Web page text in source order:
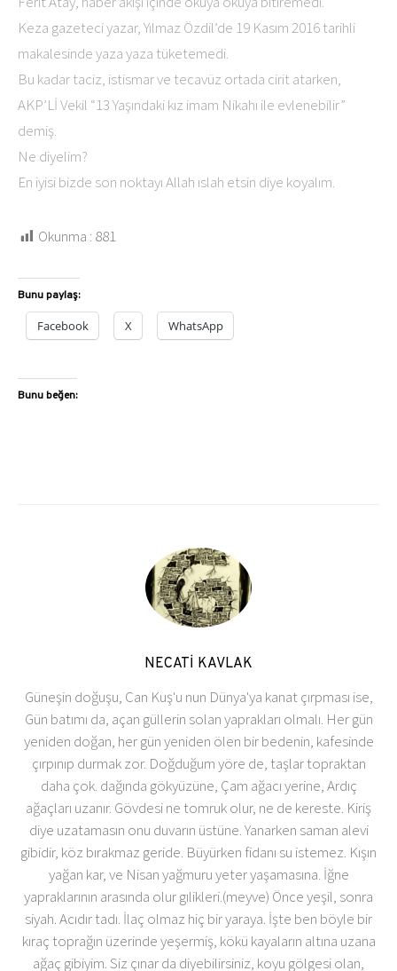
Keza gazeteci yazar, Yılmaz Özdil’de 19 Kasım 2016 tarihli
makalesinde yaza yaza tüketemedi.
Bu kadar taciz, istismar ve tecavüz ortada cirit atarken,
AKP’Lİ Vekil “13 Yaşındaki kız imam Nikahı ile evlenebilir”
demiş.
Ne diyelim?
En iyisi bizde son noktayı Allah ıslah etsin diye koyalım.
Okunma : 881
Bunu paylaş:
Facebook X WhatsApp
Bunu beğen:
NECATİ KAVLAK
Güneşin doğuşu, Can Kuş'u nun Dünya'ya kanat çırpması ise,
Gün batımı da, açan güllerin solan yaprakları olmalı. Her gün
yeniden doğan, her gün yeniden ölen bir bedenin, kafesinde
çırpınıp durmak zor. Doğduğum yöre de, taşlar topraktan
daha çok. dağında gökyüzüne, Çam ağacı yerine, Ardıç
ağaçları uzanır. Gövdesi ne tomruk olur, ne de kereste. Kiriş
diye uzatamasın onu duvarın üstüne. Yanarken saman alevi
gibidir, köz bırakmaz geride. Büyürken fidanı su istemez. Kışın
yağan kar, ve Nisan yağmuru yeter yaşamasına. İğne
yapraklarının arasında olur gılikleri.(meyve) Önce yeşil, sonra
siyah. Acıdır tadı. İlaç olmaz hiç bir yaraya. İşte ben böyle bir
kıraç toprağın üzerinde yeşermiş, kökü kayaların altına uzana
ağaç gibiyim. Siz çınar da diyebilirsiniz, koyu gölgesi olan,